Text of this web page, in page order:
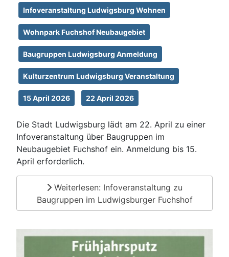
Infoveranstaltung Ludwigsburg Wohnen
Wohnpark Fuchshof Neubaugebiet
Baugruppen Ludwigsburg Anmeldung
Kulturzentrum Ludwigsburg Veranstaltung
15 April 2026 22 April 2026
Die Stadt Ludwigsburg lädt am 22. April zu einer
Infoveranstaltung über Baugruppen im
Neubaugebiet Fuchshof ein. Anmeldung bis 15.
April erforderlich.
Weiterlesen: Infoveranstaltung zu
Baugruppen im Ludwigsburger Fuchshof